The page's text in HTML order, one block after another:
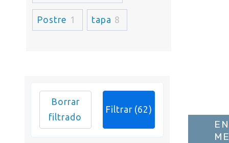
Postre 1 tapa 8
Filtrar (62)
Borrar
filtrado